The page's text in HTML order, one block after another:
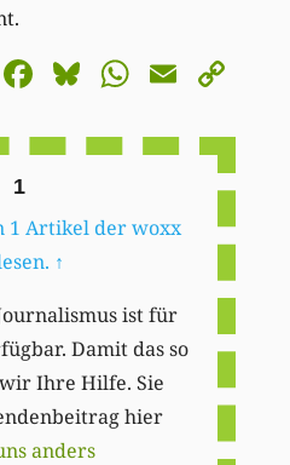
Mastodon
Facebook
BlueskyEmail
1
1 Artikel der woxx
↑
ist für
Damit das so
Ihre Hilfe. Sie
hier
anders